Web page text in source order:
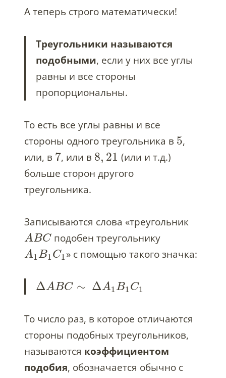
А теперь строго математически!
Треугольники называются
подобными, если у них все углы
равны и все стороны
пропорциональны.
То есть все углы равны и все
стороны одного треугольника в 5,
или, в 7, или в 8, 21 (или и т.д.)
больше сторон другого
треугольника.
Записываются слова «треугольник
ABC подобен треугольнику
A1 B1 C1 » с помощью такого значка:
ΔABC ∼ ΔA1 B1 C1
То число раз, в которое отличаются
стороны подобных треугольников,
называются коэффициентом
подобия, обозначается обычно с